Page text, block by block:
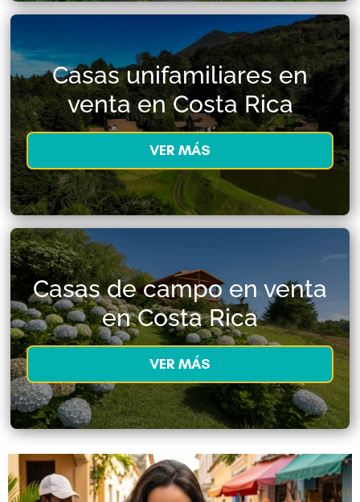
Casas unifamiliares en
venta en Costa Rica
VER MÁS
Casas de campo en venta
en Costa Rica
VER MÁS